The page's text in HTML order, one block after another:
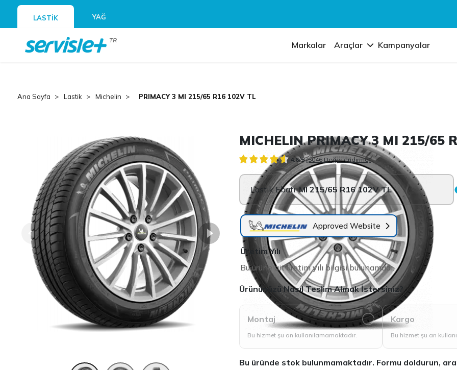
LASTİK YAĞ
TR Markalar Araçlar Kampanyalar
Ana Sayfa Lastik Michelin PRIMACY 3 MI 215/65 R16 102V TL
MICHELIN PRIMACY 3 MI 215/65
4.6/5 (5046 Değerlendirme)
Lastik Ebatı:MI 215/65 R16 102V TL
Approved Website
Üretim Yılı
Bu ürüne ait üretim yılı bilgisi bulunamadı.
Ürününüzü Nasıl Teslim Almak İstersiniz?
Montaj
Bu hizmet şu an kullanılamamaktadır.
Kargo
Bu hizmet şu an
Bu üründe stok bulunmamaktadır. Formu doldurun,